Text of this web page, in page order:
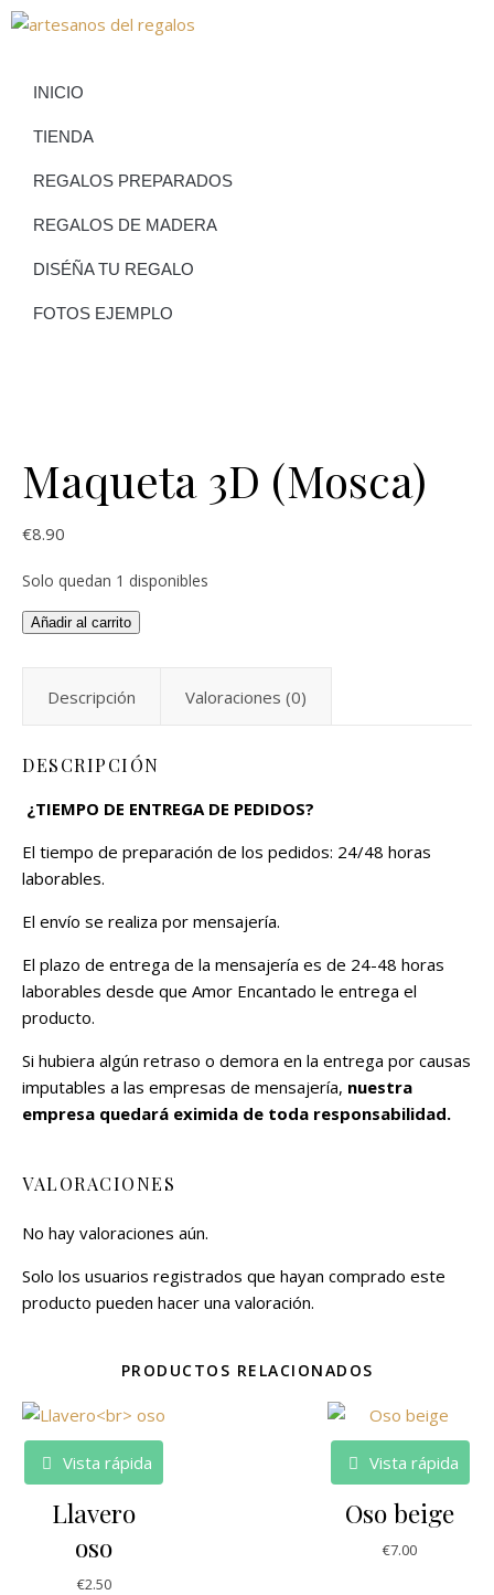
INICIO
TIENDA
REGALOS PREPARADOS
REGALOS DE MADERA
DISÉÑA TU REGALO
FOTOS EJEMPLO
Maqueta 3D (Mosca)
€8.90
Solo quedan 1 disponibles
Añadir al carrito
Descripción Valoraciones (0)
DESCRIPCIÓN
¿TIEMPO DE ENTREGA DE PEDIDOS?
El tiempo de preparación de los pedidos: 24/48 horas
laborables.
El envío se realiza por mensajería.
El plazo de entrega de la mensajería es de 24-48 horas
laborables desde que Amor Encantado le entrega el
producto.
Si hubiera algún retraso o demora en la entrega por causas
imputables a las empresas de mensajería, nuestra
empresa quedará eximida de toda responsabilidad.
VALORACIONES
No hay valoraciones aún.
Solo los usuarios registrados que hayan comprado este
producto pueden hacer una valoración.
PRODUCTOS RELACIONADOS
Vista rápida
Llavero
oso
€2.50
Vista rápida
Oso beige
€7.00